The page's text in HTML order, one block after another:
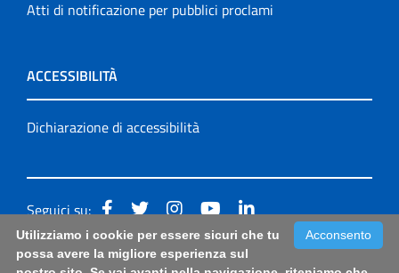
Atti di notificazione per pubblici proclami
ACCESSIBILITÀ
Dichiarazione di accessibilità
Seguici su:
Accessibilità: form di segnalazione di prima istanza per
Acconsento
Utilizziamo i cookie per essere sicuri che tu
possa avere la migliore esperienza sul